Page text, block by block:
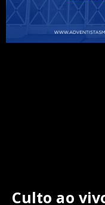
Culto ao